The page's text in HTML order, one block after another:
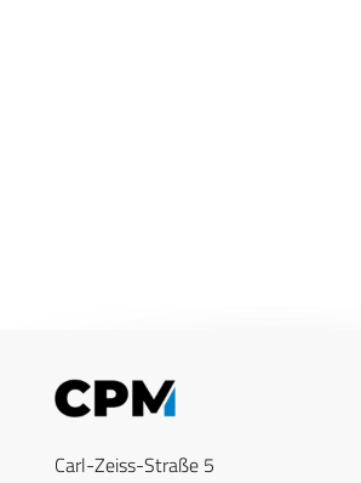
Carl-Zeiss-Straße 5